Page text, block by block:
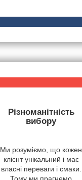
Різноманітність
вибору
Ми розуміємо, що кожен
клієнт унікальний і має
власні переваги і смаки.